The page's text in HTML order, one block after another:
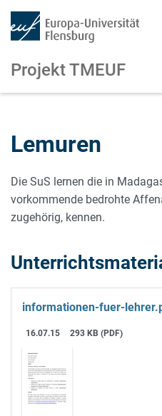
Projekt TMEUF
Lemuren
Die SuS lernen die in
vorkommende bedrohte
zugehörig, kennen.
informationen-fuer-
16.07.15 293 KB (PDF)